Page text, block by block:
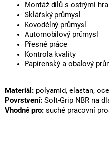
Montáž dílů s ostrými
Sklářský průmysl
Kovodělný průmysl
Automobilový průmysl
Přesné práce
Kontrola kvality
Papírenský a obalový
Materiál: polyamid, elastan,
Povrstvení: Soft-Grip NBR na
Vhodné pro: suché pracovní